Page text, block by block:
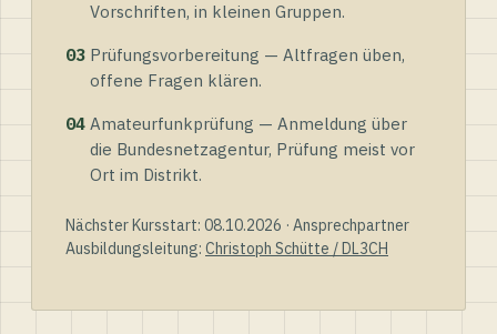
Vorschriften, in kleinen Gruppen.
03 Prüfungsvorbereitung — Altfragen üben,
offene Fragen klären.
04 Amateurfunkprüfung — Anmeldung über
die Bundesnetzagentur, Prüfung meist vor
Ort im Distrikt.
Nächster Kursstart: 08.10.2026 · Ansprechpartner
Ausbildungsleitung: Christoph Schütte / DL3CH